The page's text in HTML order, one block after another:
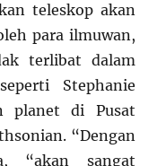
teleskop akan
para ilmuwan,
terlibat dalam
Stephanie
planet di Pusat
“Dengan
“akan sangat